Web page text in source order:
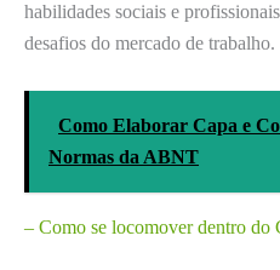
habilidades sociais e
desafios do mercado de trabalho.
Como Elaborar Capa e
Normas da ABNT
– Como se locomover dentro do